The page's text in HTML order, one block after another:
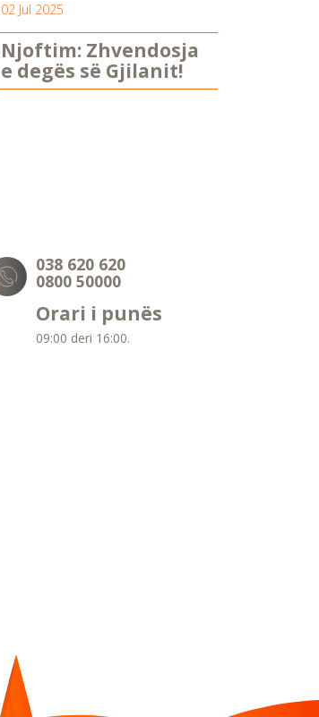
02 Jul 2025
Njoftim: Zhvendosja
e degës së Gjilanit!
038 620 620
0800 50000
Orari i punës
09:00 deri 16:00.